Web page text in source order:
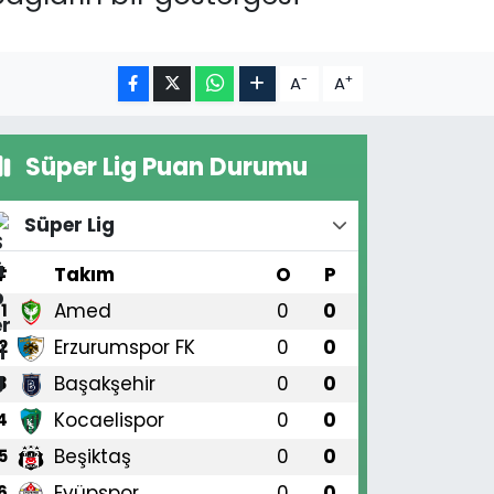
A- A+
Süper Lig Puan Durumu
Süper Lig
Takım O P
1 Amed 0 0
Erzurumspor FK 0 0
Başakşehir 0 0
Kocaelispor 0 0
Beşiktaş 0 0